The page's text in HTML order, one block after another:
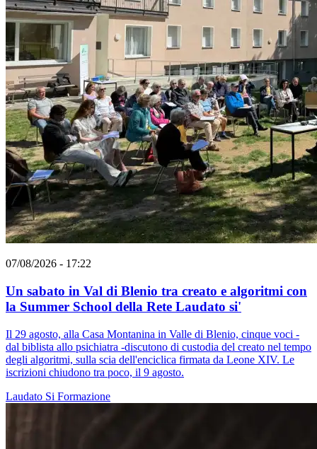
07/08/2026 - 17:22
Un sabato in Val di Blenio tra creato e algoritmi con
la Summer School della Rete Laudato si'
Il 29 agosto, alla Casa Montanina in Valle di Blenio, cinque voci -
dal biblista allo psichiatra -discutono di custodia del creato nel tempo
degli algoritmi, sulla scia dell'enciclica firmata da Leone XIV. Le
iscrizioni chiudono tra poco, il 9 agosto.
Laudato Si Formazione